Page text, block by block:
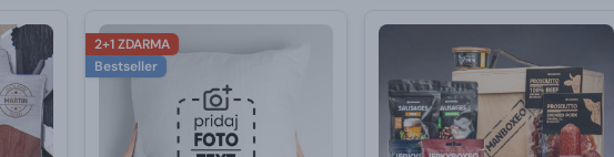
2+1 ZDARMA
Bestseller